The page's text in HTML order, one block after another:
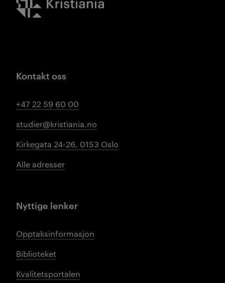
Kontakt oss
+47 22 59 60 00
studier@kristiania.no
Kirkegata 24-26, 0153 Oslo
Alle adresser
Nyttige lenker
Opptaksinformasjon
Biblioteket
Kvalitetsportalen